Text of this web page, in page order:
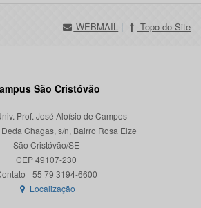
WEBMAIL | Topo do Site
São Cristóvão
Prof. José Aloísio de Campos
Chagas, s/n, Bairro Rosa Elze
São Cristóvão/SE
CEP 49107-230
Localização